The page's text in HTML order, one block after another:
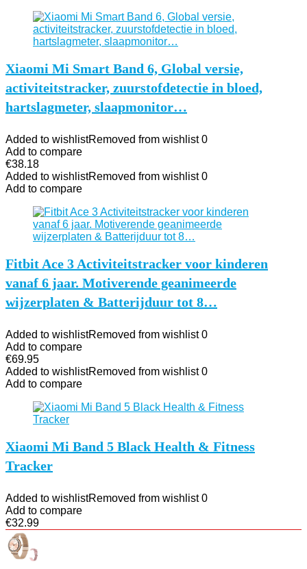
Xiaomi Mi Smart Band 6, Global versie,
activiteitstracker, zuurstofdetectie in bloed,
hartslagmeter, slaapmonitor…
Added to wishlistRemoved from wishlist 0
Add to compare
€38.18
Added to wishlistRemoved from wishlist 0
Add to compare
Fitbit Ace 3 Activiteitstracker voor kinderen
vanaf 6 jaar. Motiverende geanimeerde
wijzerplaten & Batterijduur tot 8…
Added to wishlistRemoved from wishlist 0
Add to compare
€69.95
Added to wishlistRemoved from wishlist 0
Add to compare
Xiaomi Mi Band 5 Black Health & Fitness
Tracker
Added to wishlistRemoved from wishlist 0
Add to compare
€32.99